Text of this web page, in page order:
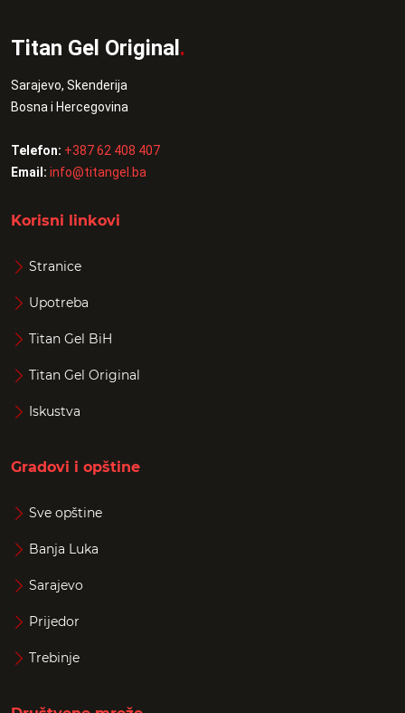
Titan Gel Original.
Sarajevo, Skenderija
Bosna i Hercegovina
Telefon: +387 62 408 407
Email: info@titangel.ba
Korisni linkovi
Stranice
Upotreba
Titan Gel BiH
Titan Gel Original
Iskustva
Gradovi i opštine
Sve opštine
Banja Luka
Sarajevo
Prijedor
Trebinje